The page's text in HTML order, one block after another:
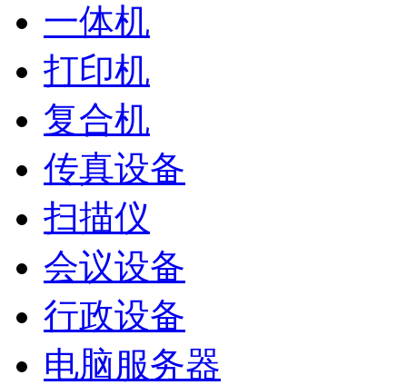
一体机
打印机
复合机
传真设备
扫描仪
会议设备
行政设备
电脑服务器